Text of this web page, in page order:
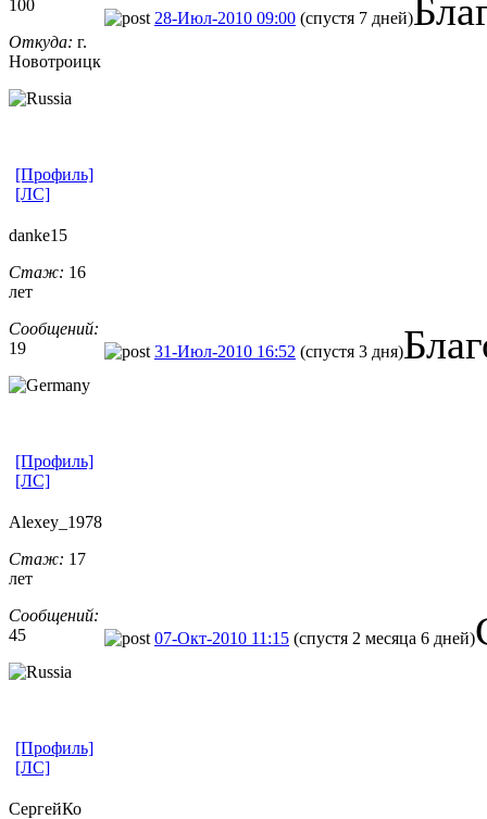
100
Откуда: г.
Новотроицк
28-Июл-2010 09:00 (спустя 7 дней)
[Профиль]
[ЛС]
danke15
Стаж: 16
лет
Сообщений:
19
31-Июл-2010 16:52 (спустя 3 дня)
[Профиль]
[ЛС]
Alexey_1978
Стаж: 17
лет
Сообщений:
45
07-Окт-2010 11:15 (спустя 2 месяца 6 дней)
[Профиль]
[ЛС]
СергейКо